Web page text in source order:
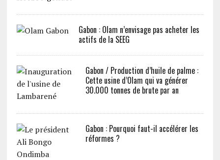
Gabon : Olam n’envisage pas acheter les
actifs de la SEEG
Gabon / Production d’huile de palme :
Cette usine d’Olam qui va générer
30.000 tonnes de brute par an
Gabon : Pourquoi faut-il accélérer les
réformes ?